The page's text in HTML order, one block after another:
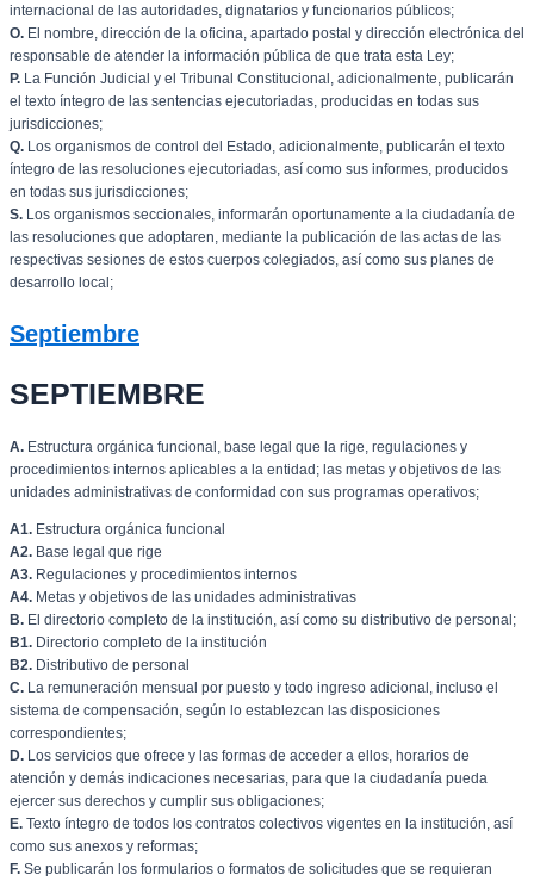
internacional de las autoridades, dignatarios y funcionarios públicos;
O. El nombre, dirección de la oficina, apartado postal y dirección electrónica del
responsable de atender la información pública de que trata esta Ley;
P. La Función Judicial y el Tribunal Constitucional, adicionalmente, publicarán
el texto íntegro de las sentencias ejecutoriadas, producidas en todas sus
jurisdicciones;
Q. Los organismos de control del Estado, adicionalmente, publicarán el texto
íntegro de las resoluciones ejecutoriadas, así como sus informes, producidos
en todas sus jurisdicciones;
S. Los organismos seccionales, informarán oportunamente a la ciudadanía de
las resoluciones que adoptaren, mediante la publicación de las actas de las
respectivas sesiones de estos cuerpos colegiados, así como sus planes de
desarrollo local;
Septiembre
SEPTIEMBRE
A. Estructura orgánica funcional, base legal que la rige, regulaciones y
procedimientos internos aplicables a la entidad; las metas y objetivos de las
unidades administrativas de conformidad con sus programas operativos;
A1. Estructura orgánica funcional
A2. Base legal que rige
A3. Regulaciones y procedimientos internos
A4. Metas y objetivos de las unidades administrativas
B. El directorio completo de la institución, así como su distributivo de personal;
B1. Directorio completo de la institución
B2. Distributivo de personal
C. La remuneración mensual por puesto y todo ingreso adicional, incluso el
sistema de compensación, según lo establezcan las disposiciones
correspondientes;
D. Los servicios que ofrece y las formas de acceder a ellos, horarios de
atención y demás indicaciones necesarias, para que la ciudadanía pueda
ejercer sus derechos y cumplir sus obligaciones;
E. Texto íntegro de todos los contratos colectivos vigentes en la institución, así
como sus anexos y reformas;
F. Se publicarán los formularios o formatos de solicitudes que se requieran